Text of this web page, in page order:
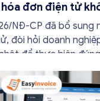
đơn điện tử
7/2026
NĐ-CP đã bổ sung
đòi hỏi doanh
để thực hiện
điện tử
điện tử không cần